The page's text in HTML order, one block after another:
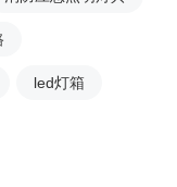
led灯箱